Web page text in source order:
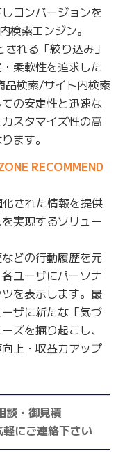
コンバージョンを
検索エンジン。
れる「絞り込み」
柔軟性を追求した
品検索/サイト内検索
の安定性と迅速な
スタマイズ性の高
ます。
RECOMMEND
された情報を提供
実現するソリュー
どの行動履歴を元
ユーザにパーソナ
を表示します。最
ザに新たな「気づ
ズを掘り起こし、
上・収益力アップ
談・御見積
にご連絡下さい